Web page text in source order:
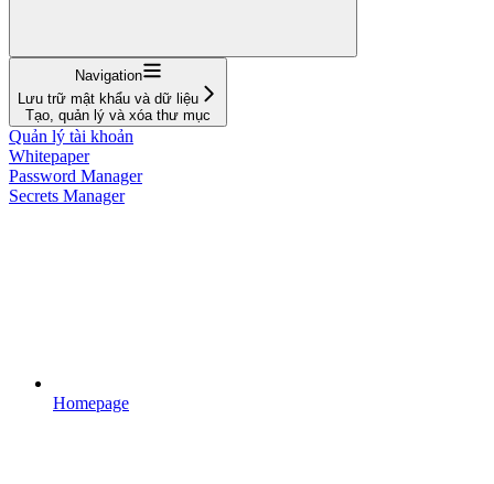
Navigation
Lưu trữ mật khẩu và dữ liệu
Tạo, quản lý và xóa thư mục
Quản lý tài khoản
Whitepaper
Password Manager
Secrets Manager
Homepage